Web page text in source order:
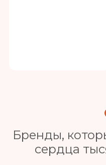
Бренды,
сердца